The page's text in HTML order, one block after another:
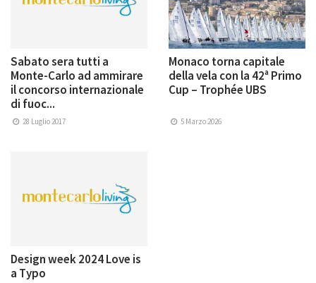
Sabato sera tutti a
Monte-Carlo ad ammirare
il concorso internazionale
di fuoc...
28 Luglio 2017
Monaco torna capitale
della vela con la 42ª Primo
Cup – Trophée UBS
5 Marzo 2026
Design week 2024 Love is
a Typo